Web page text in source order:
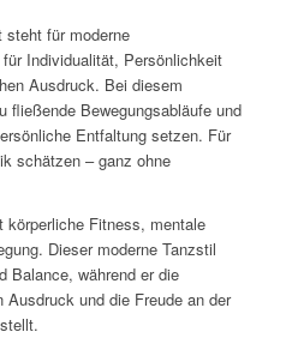
steht für moderne
Individualität, Persönlichkeit
Ausdruck. Bei diesem
fließende Bewegungsabläufe und
Entfaltung setzen. Für
schätzen – ganz ohne
körperliche Fitness, mentale
Dieser moderne Tanzstil
Balance, während er die
und die Freude an der